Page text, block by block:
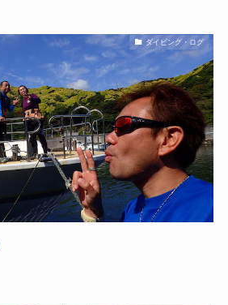
ダイビング・ログ